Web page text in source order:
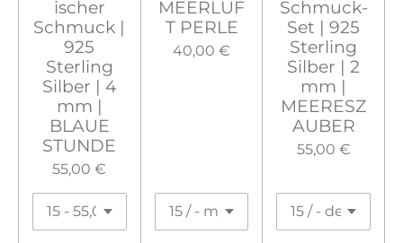
ischer
Schmuck |
925
Sterling
Silber | 4
mm |
BLAUE
STUNDE
55,00 €
MEERLUF
T PERLE
40,00 €
Schmuck-
Set | 925
Sterling
Silber | 2
mm |
MEERESZ
AUBER
55,00 €